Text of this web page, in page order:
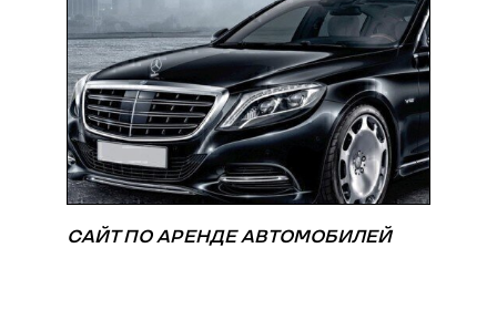
САЙТ ПО АРЕНДЕ АВТОМОБИЛЕЙ